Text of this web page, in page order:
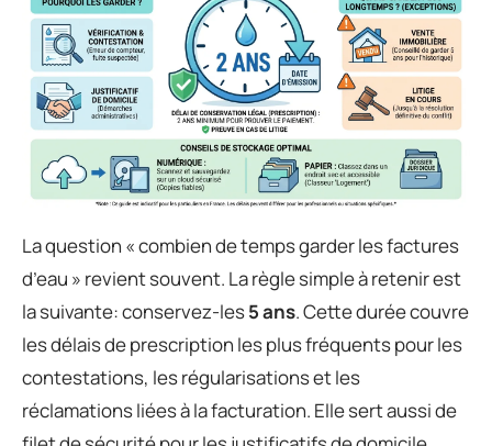
La question « combien de temps garder les factures
d’eau » revient souvent. La règle simple à retenir est
la suivante: conservez-les5 ans. Cette durée couvre
les délais de prescription les plus fréquents pour les
contestations, les régularisations et les
réclamations liées à la facturation. Elle sert aussi de